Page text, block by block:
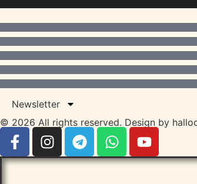
Newsletter
© 2026 All rights reserved. Design by